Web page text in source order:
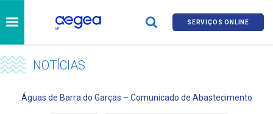
SERVIÇOS ONLINE
NOTÍCIAS
Águas de Barra do Garças – Comunicado de Abastecimento